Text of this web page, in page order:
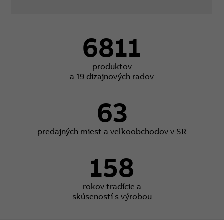
6811
produktov
a 19 dizajnových radov
63
predajných miest a veľkoobchodov v SR
158
rokov tradície a
skúseností s výrobou